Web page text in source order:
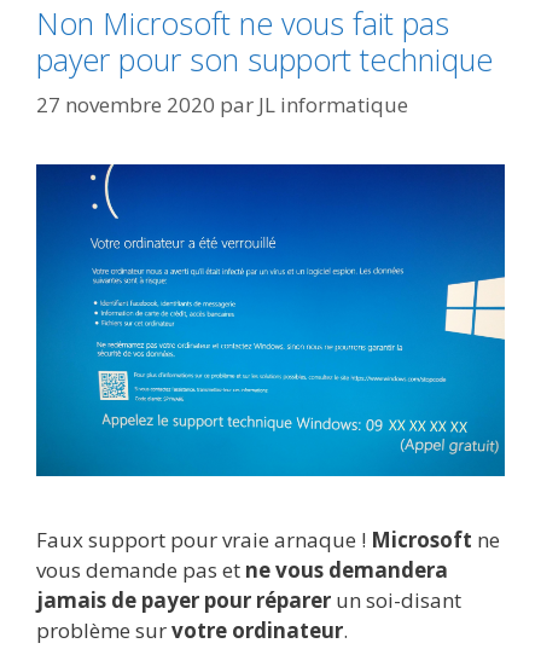
Non Microsoft ne vous fait pas
payer pour son support technique
27 novembre 2020 par JL informatique
Faux support pour vraie arnaque ! Microsoft ne
vous demande pas et ne vous demandera
jamais de payer pour réparer un soi-disant
problème survotre ordinateur.